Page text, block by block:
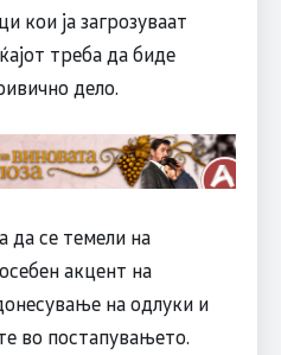
кои ја загрозуваат
треба да биде
дело.
да се темели на
акцент на
на одлуки и
во постапувањето.